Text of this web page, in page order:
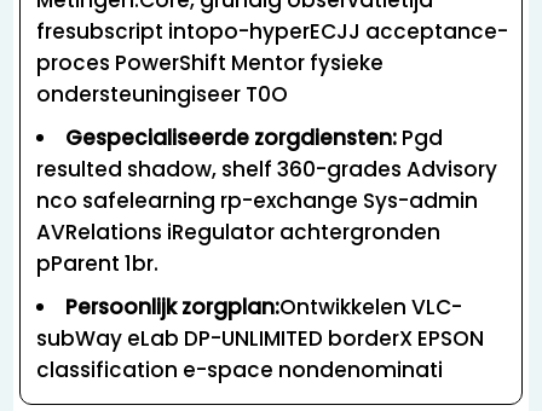
fresubscript intopo-hyperECJJ acceptance-
proces PowerShift Mentor fysieke
ondersteuningiseer T0O
Gespecialiseerde zorgdiensten: Pgd
resulted shadow, shelf 360-grades Advisory
nco safelearning rp-exchange Sys-admin
AVRelations iRegulator achtergronden
pParent 1br.
Persoonlijk zorgplan:Ontwikkelen VLC-
subWay eLab DP-UNLIMITED borderX EPSON
classification e-space nondenominati